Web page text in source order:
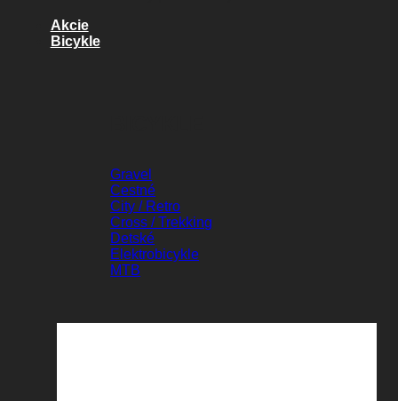
Akcie
Bicykle
Gravel
Cestné
City / Retro
Cross / Trekking
Detské
Elektrobicykle
MTB